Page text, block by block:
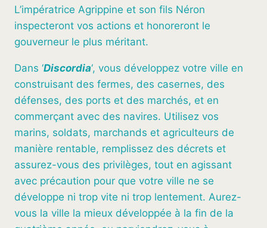
L’impératrice Agrippine et son fils Néron
inspecteront vos actions et honoreront le
gouverneur le plus méritant.
Dans ‘Discordia‘, vous développez votre ville en
construisant des fermes, des casernes, des
défenses, des ports et des marchés, et en
commerçant avec des navires. Utilisez vos
marins, soldats, marchands et agriculteurs de
manière rentable, remplissez des décrets et
assurez-vous des privilèges, tout en agissant
avec précaution pour que votre ville ne se
développe ni trop vite ni trop lentement. Aurez-
vous la ville la mieux développée à la fin de la